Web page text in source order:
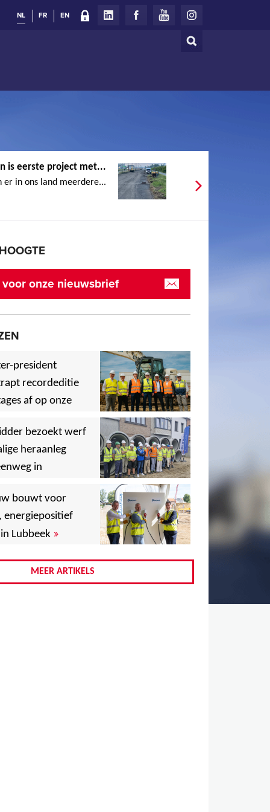
Zoeken
NL FR EN
is eerste project met...
er in ons land meerdere...
onze nieuwsbrief
president
recordeditie
af op onze
,
,
bezoekt werf
heraanleg
in
,
bouwt voor
energiepositief
Lubbeek »
MEER ARTIKELS